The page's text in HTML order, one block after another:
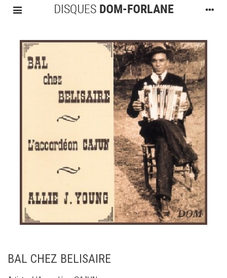
BAL CHEZ BELISAIRE